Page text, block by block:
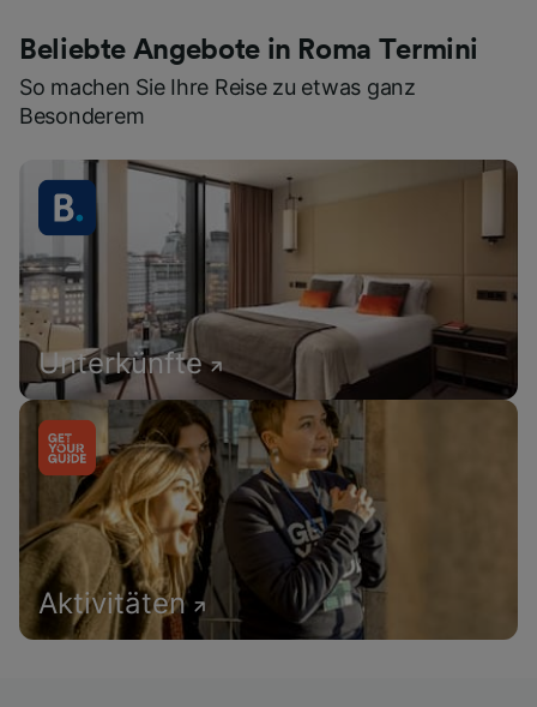
Beliebte Angebote in Roma Termini
So machen Sie Ihre Reise zu etwas ganz
Besonderem
Unterkünfte
Aktivitäten